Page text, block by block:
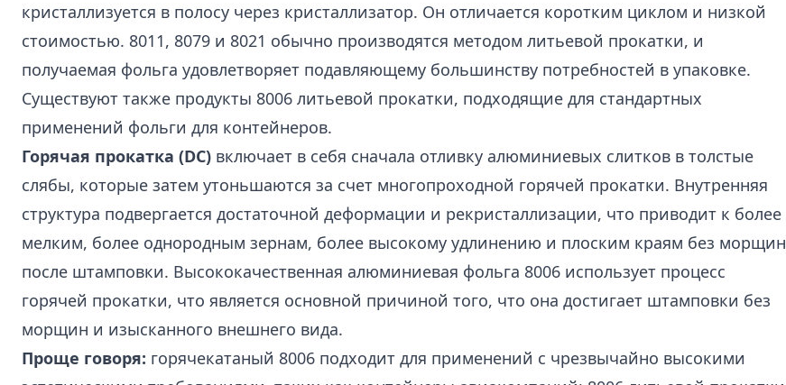
кристаллизуется в полосу через кристаллизатор. Он отличается коротким циклом и низкой
стоимостью. 8011, 8079 и 8021 обычно производятся методом литьевой прокатки, и
получаемая фольга удовлетворяет подавляющему большинству потребностей в упаковке.
Существуют также продукты 8006 литьевой прокатки, подходящие для стандартных
применений фольги для контейнеров.
Горячая прокатка (DC) включает в себя сначала отливку алюминиевых слитков в толстые
слябы, которые затем утоньшаются за счет многопроходной горячей прокатки. Внутренняя
структура подвергается достаточной деформации и рекристаллизации, что приводит к более
мелким, более однородным зернам, более высокому удлинению и плоским краям без морщин
после штамповки. Высококачественная алюминиевая фольга 8006 использует процесс
горячей прокатки, что является основной причиной того, что она достигает штамповки без
морщин и изысканного внешнего вида.
Проще говоря: горячекатаный 8006 подходит для применений с чрезвычайно высокими